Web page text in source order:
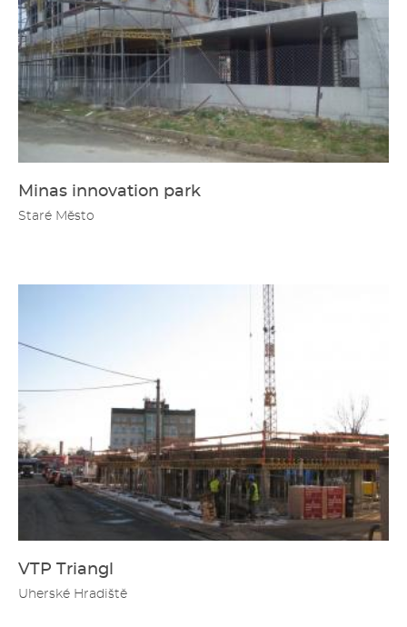
Minas innovation park
Staré Město
VTP Triangl
Uherské Hradiště